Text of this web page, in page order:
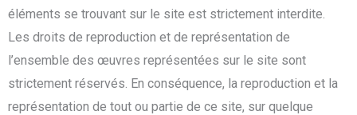
éléments se trouvant sur le site est strictement interdite.
Les droits de reproduction et de représentation de
l’ensemble des œuvres représentées sur le site sont
strictement réservés. En conséquence, la reproduction et la
représentation de tout ou partie de ce site, sur quelque